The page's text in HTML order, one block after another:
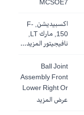
MCSOE7
اكسبيديشن, F-
نافيجيتور المزيد...
Ball Joint
Assembly Front
Lower Right Or
Left
عرض المزيد